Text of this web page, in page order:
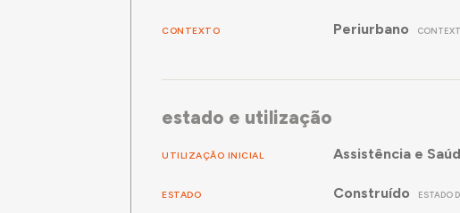
CONTEXTO Periurbano
estado e utilização
UTILIZAÇÃO INICIAL Assistência e
ESTADO Construído ESTADO